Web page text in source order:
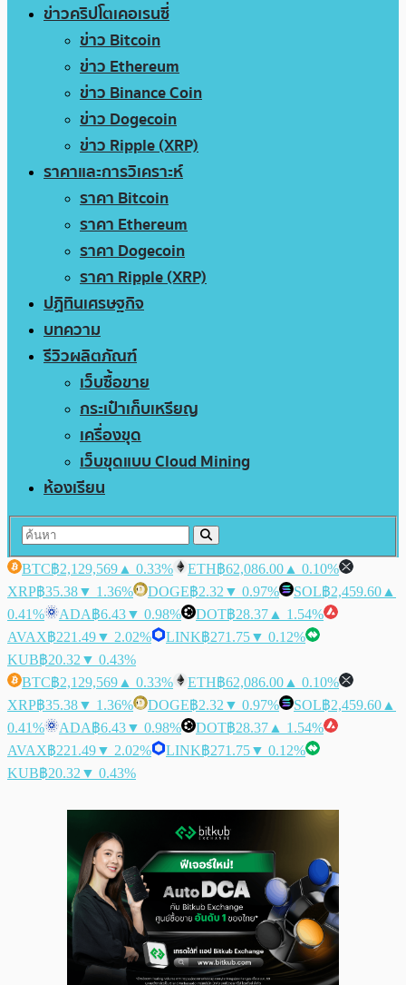
ข่าวคริปโตเคอเรนซี่
ข่าว Bitcoin
ข่าว Ethereum
ข่าว Binance Coin
ข่าว Dogecoin
ข่าว Ripple (XRP)
ราคาและการวิเคราะห์
ราคา Bitcoin
ราคา Ethereum
ราคา Dogecoin
ราคา Ripple (XRP)
ปฏิทินเศรษฐกิจ
บทความ
รีวิวผลิตภัณฑ์
เว็บซื้อขาย
กระเป๋าเก็บเหรียญ
เครื่องขุด
เว็บขุดแบบ Cloud Mining
ห้องเรียน
BTC฿2,129,569 ▲ 0.33% ETH฿62,086.00 ▲ 0.10%
XRP฿35.38▼ 1.36% DOGE฿2.32 ▼ 0.97% SOL฿2,459.60 ▲
0.41%
ADA฿6.43▼ 0.98% DOT฿28.37 ▲ 1.54%
AVAX฿221.49▼ 2.02% LINK฿271.75▼ 0.12%
KUB฿20.32 ▼ 0.43%
BTC฿2,129,569 ▲ 0.33% ETH฿62,086.00 ▲ 0.10%
XRP฿35.38▼ 1.36% DOGE฿2.32 ▼ 0.97% SOL฿2,459.60 ▲
0.41%
ADA฿6.43▼ 0.98% DOT฿28.37 ▲ 1.54%
AVAX฿221.49▼ 2.02% LINK฿271.75▼ 0.12%
KUB฿20.32 ▼ 0.43%